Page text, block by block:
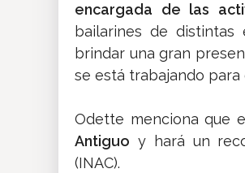
encargada de las
bailarines de distintas
brindar una gran
se está trabajando para
Odette menciona que
Antiguo y hará un
(INAC).